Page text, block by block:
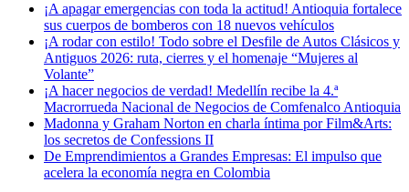
¡A apagar emergencias con toda la actitud! Antioquia fortalece
sus cuerpos de bomberos con 18 nuevos vehículos
¡A rodar con estilo! Todo sobre el Desfile de Autos Clásicos y
Antiguos 2026: ruta, cierres y el homenaje “Mujeres al
Volante”
¡A hacer negocios de verdad! Medellín recibe la 4.ª
Macrorrueda Nacional de Negocios de Comfenalco Antioquia
Madonna y Graham Norton en charla íntima por Film&Arts:
los secretos de Confessions II
De Emprendimientos a Grandes Empresas: El impulso que
acelera la economía negra en Colombia